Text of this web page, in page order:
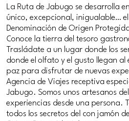
La Ruta de Jabugo se desarrolla
único, excepcional, inigualable…
Denominación de Origen
Conoce la tierra del tesoro
Trasládate a un lugar donde los
donde el olfato y el gusto llegan al
paz para disfrutar de nuevas
Agencia de Viajes receptiva
Jabugo. Somos unos artesanos
experiencias desde una persona.
todos los secretos del con jamón